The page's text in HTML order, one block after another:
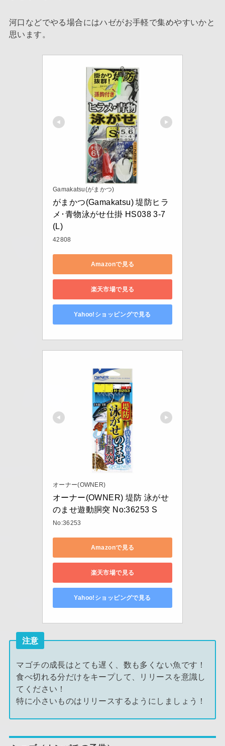
河口などでやる場合にはハゼがお手軽で集めやすいかと
思います。
Gamakatsu(がまかつ)
がまかつ(Gamakatsu) 堤防ヒラ
メ･青物泳がせ仕掛 HS038 3-7
(L)
42808
Amazonで見る
楽天市場で見る
Yahoo!ショッピングで見る
オーナー(OWNER)
オーナー(OWNER) 堤防 泳がせ
のませ遊動胴突 No:36253 S
No:36253
Amazonで見る
楽天市場で見る
Yahoo!ショッピングで見る
注意
マゴチの成長はとても遅く、数も多くない魚です！
食べ切れる分だけをキープして、リリースを意識し
てください！
特に小さいものはリリースするようにしましょう！